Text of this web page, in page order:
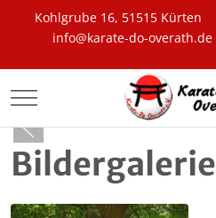
Kohlgrube 16, 51515 Kürten
info@karate-do-overath.de
Mobile Menu Toggle
Bildergalerie